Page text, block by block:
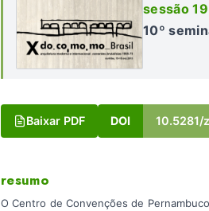
sessão
10º
Baixar PDF DOI 10.5281/
resumo
O Centro de Convenções de